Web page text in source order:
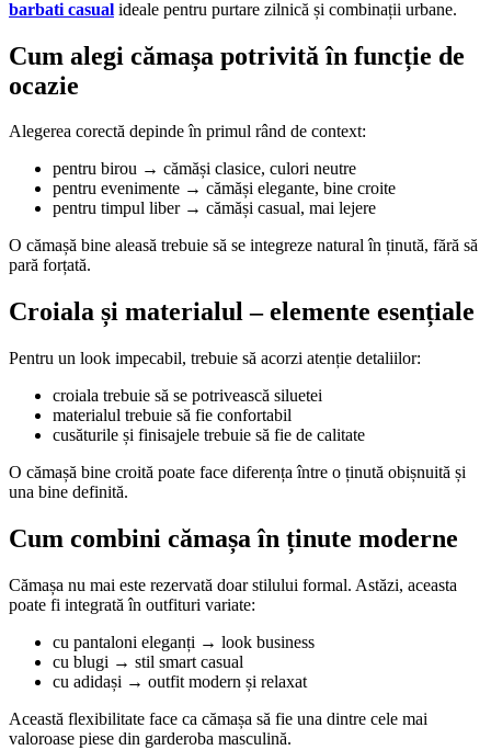
barbati casual ideale pentru purtare zilnică și combinații urbane.
Cum alegi cămașa potrivită în funcție de
ocazie
Alegerea corectă depinde în primul rând de context:
pentru birou → cămăși clasice, culori neutre
pentru evenimente → cămăși elegante, bine croite
pentru timpul liber → cămăși casual, mai lejere
O cămașă bine aleasă trebuie să se integreze natural în ținută, fără să
pară forțată.
Croiala și materialul – elemente esențiale
Pentru un look impecabil, trebuie să acorzi atenție detaliilor:
croiala trebuie să se potrivească siluetei
materialul trebuie să fie confortabil
cusăturile și finisajele trebuie să fie de calitate
O cămașă bine croită poate face diferența între o ținută obișnuită și
una bine definită.
Cum combini cămașa în ținute moderne
Cămașa nu mai este rezervată doar stilului formal. Astăzi, aceasta
poate fi integrată în outfituri variate:
cu pantaloni eleganți → look business
cu blugi → stil smart casual
cu adidași → outfit modern și relaxat
Această flexibilitate face ca cămașa să fie una dintre cele mai
valoroase piese din garderoba masculină.